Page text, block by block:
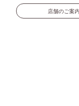
店舗のご案内